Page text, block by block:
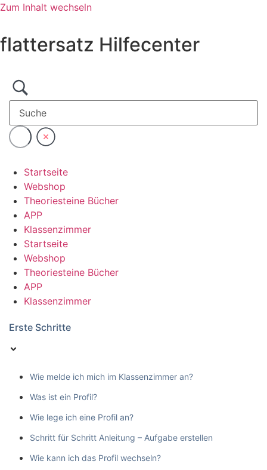
Zum Inhalt wechseln
flattersatz Hilfecenter
Startseite
Webshop
Theoriesteine Bücher
APP
Klassenzimmer
Startseite
Webshop
Theoriesteine Bücher
APP
Klassenzimmer
Erste Schritte
Wie melde ich mich im Klassenzimmer an?
Was ist ein Profil?
Wie lege ich eine Profil an?
Schritt für Schritt Anleitung – Aufgabe erstellen
Wie kann ich das Profil wechseln?